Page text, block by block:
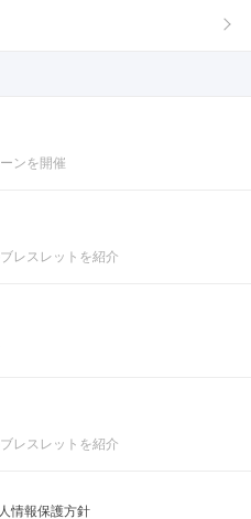
ンを開催
レスレットを紹介
レスレットを紹介
情報保護方針